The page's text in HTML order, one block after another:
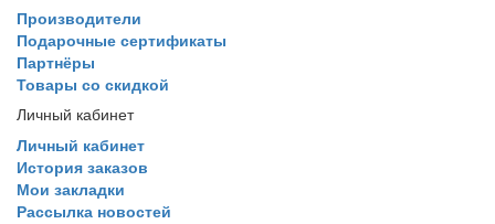
Производители
Подарочные сертификаты
Партнёры
Товары со скидкой
Личный кабинет
Личный кабинет
История заказов
Мои закладки
Рассылка новостей